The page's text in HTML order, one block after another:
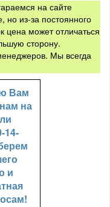
на сайте
но из-за постоянного
цена может отличаться
сторону.
Мы всегда
Вам
на
14-
и